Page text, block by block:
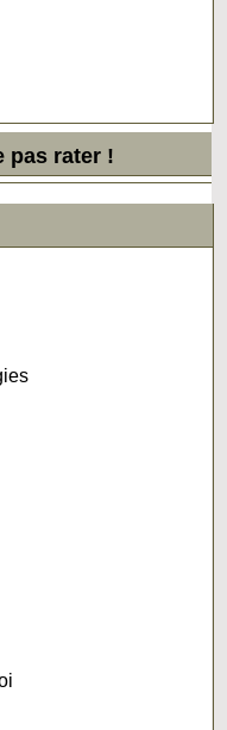
pas rater !